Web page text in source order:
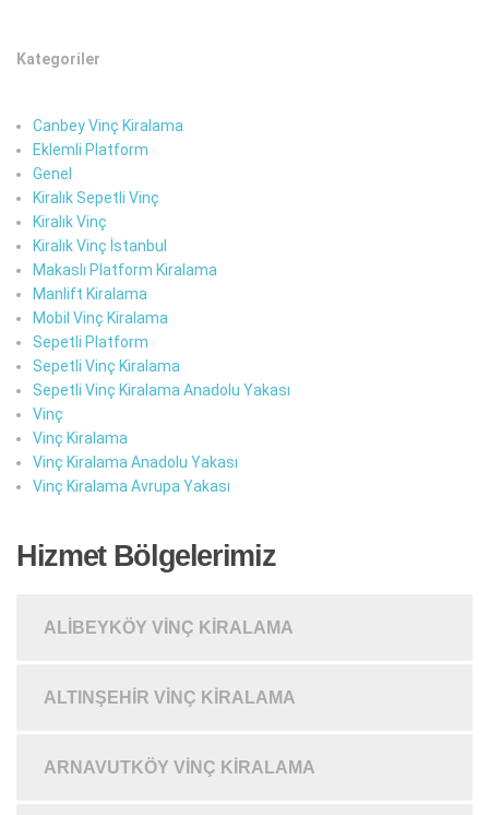
Kategoriler
Canbey Vinç Kiralama
Eklemli Platform
Genel
Kiralık Sepetli Vinç
Kiralık Vinç
Kiralık Vinç İstanbul
Makaslı Platform Kiralama
Manlift Kiralama
Mobil Vinç Kiralama
Sepetli Platform
Sepetli Vinç Kiralama
Sepetli Vinç Kiralama Anadolu Yakası
Vinç
Vinç Kiralama
Vinç Kiralama Anadolu Yakası
Vinç Kiralama Avrupa Yakası
Hizmet Bölgelerimiz
ALIBEYKÖY VINÇ KIRALAMA
ALTINŞEHIR VINÇ KIRALAMA
ARNAVUTKÖY VINÇ KIRALAMA